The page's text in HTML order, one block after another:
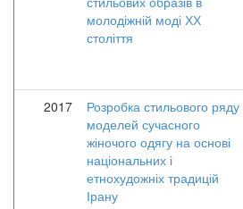
молодіжній моді ХХ
століття
2017
Розробка стильового ряду
моделей сучасного
жіночого одягу на основі
національних і
етнохудожніх традицій
Ірану